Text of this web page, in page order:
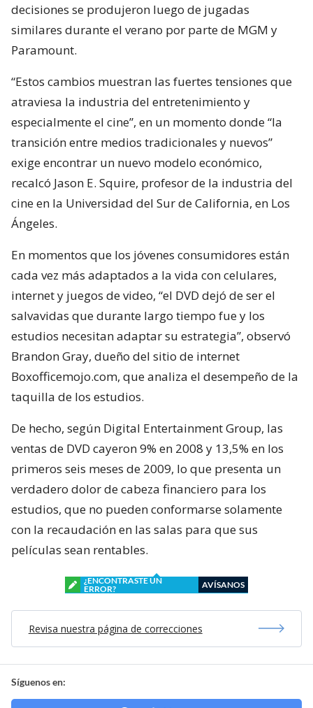
decisiones se produjeron luego de jugadas
similares durante el verano por parte de MGM y
Paramount.
“Estos cambios muestran las fuertes tensiones que
atraviesa la industria del entretenimiento y
especialmente el cine”, en un momento donde “la
transición entre medios tradicionales y nuevos”
exige encontrar un nuevo modelo económico,
recalcó Jason E. Squire, profesor de la industria del
cine en la Universidad del Sur de California, en Los
Ángeles.
En momentos que los jóvenes consumidores están
cada vez más adaptados a la vida con celulares,
internet y juegos de video, “el DVD dejó de ser el
salvavidas que durante largo tiempo fue y los
estudios necesitan adaptar su estrategia”, observó
Brandon Gray, dueño del sitio de internet
Boxofficemojo.com, que analiza el desempeño de la
taquilla de los estudios.
De hecho, según Digital Entertainment Group, las
ventas de DVD cayeron 9% en 2008 y 13,5% en los
primeros seis meses de 2009, lo que presenta un
verdadero dolor de cabeza financiero para los
estudios, que no pueden conformarse solamente
con la recaudación en las salas para que sus
películas sean rentables.
¿ENCONTRASTE UN
ERROR?
AVÍSANOS
Revisa nuestra página de correcciones
Síguenos en: